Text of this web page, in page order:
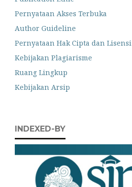
Pernyataan Akses Terbuka
Author Guideline
Pernyataan Hak Cipta dan Lisensi
Kebijakan Plagiarisme
Ruang Lingkup
Kebijakan Arsip
INDEXED-BY